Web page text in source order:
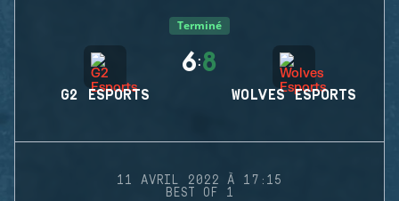
Terminé
G2 ESPORTS
6:8
WOLVES ESPORTS
11 AVRIL 2022 À 17:15
BEST OF 1